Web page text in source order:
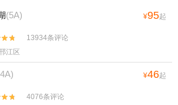
心水上乐园+扬州高邮
未来游乐园+扬州
外猩球山野度假乐园+中
邮博物馆+高邮王氏故居
湖湿地公园+泥途渔乐村
鉴真东渡禅茶秀+扬州
(5A) ¥95起
13934条评论
江区
¥46起
4076条评论